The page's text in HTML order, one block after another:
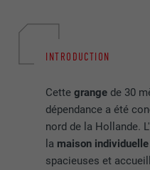
INTRODUCTION
Cettegrange de 30
dépendance a été
nord de la Hollande.
la maison individuelle
spacieuses et